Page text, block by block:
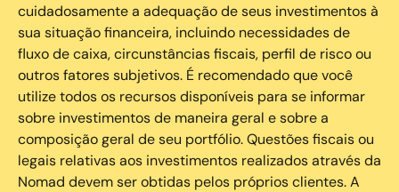
cuidadosamente a adequação de seus investimentos à
sua situação financeira, incluindo necessidades de
fluxo de caixa, circunstâncias fiscais, perfil de risco ou
outros fatores subjetivos. É recomendado que você
utilize todos os recursos disponíveis para se informar
sobre investimentos de maneira geral e sobre a
composição geral de seu portfólio. Questões fiscais ou
legais relativas aos investimentos realizados através da
Nomad devem ser obtidas pelos próprios clientes. A